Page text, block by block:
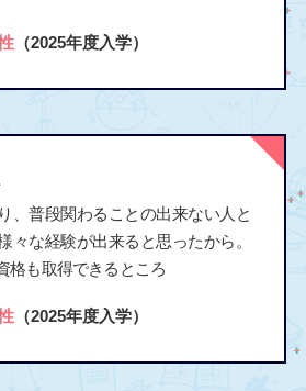
（2025年度入学）
、普段関わることの出来ない人と
々な経験が出来ると思ったから。
格も取得できるところ
（2025年度入学）